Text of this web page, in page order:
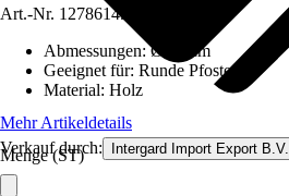
Verkauf durch: Intergard Import Export B.V.
Art.-Nr. 12786145
Abmessungen:Ø 12 cm
Geeignet für: Runde Pfosten
Material: Holz
Mehr Artikeldetails
Menge (ST)